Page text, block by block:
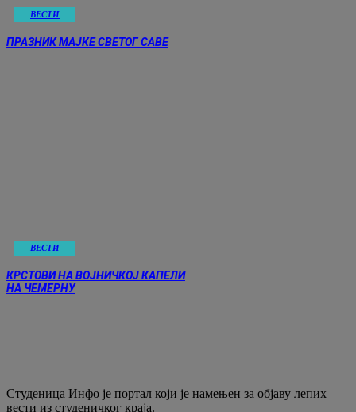
ВЕСТИ
ПРАЗНИК МАЈКЕ СВЕТОГ САВЕ
ВЕСТИ
КРСТОВИ НА ВОЈНИЧКОЈ КАПЕЛИ
НА ЧЕМЕРНУ
Студеница Инфо је портал који је намењен за објaву лепих
вести из студеничког краја.